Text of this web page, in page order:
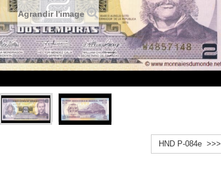
Agrandir l'image
HND P-084e >>>